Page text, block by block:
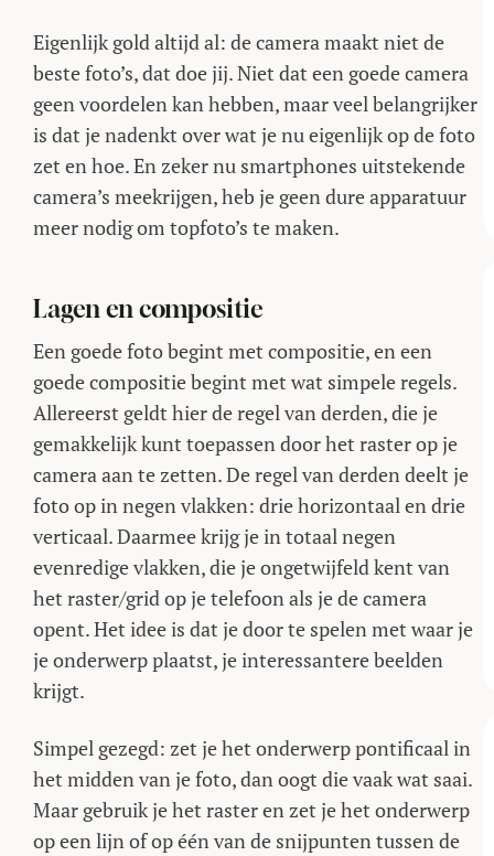
Eigenlijk gold altijd al: de camera maakt niet de
beste foto’s, dat doe jij. Niet dat een goede camera
geen voordelen kan hebben, maar veel belangrijker
is dat je nadenkt over wat je nu eigenlijk op de foto
zet en hoe. En zeker nu smartphones uitstekende
camera’s meekrijgen, heb je geen dure apparatuur
meer nodig om topfoto’s te maken.
Lagen en compositie
Een goede foto begint met compositie, en een
goede compositie begint met wat simpele regels.
Allereerst geldt hier de regel van derden, die je
gemakkelijk kunt toepassen door het raster op je
camera aan te zetten. De regel van derden deelt je
foto op in negen vlakken: drie horizontaal en drie
verticaal. Daarmee krijg je in totaal negen
evenredige vlakken, die je ongetwijfeld kent van
het raster/grid op je telefoon als je de camera
opent. Het idee is dat je door te spelen met waar je
je onderwerp plaatst, je interessantere beelden
krijgt.
Simpel gezegd: zet je het onderwerp pontificaal in
het midden van je foto, dan oogt die vaak wat saai.
Maar gebruik je het raster en zet je het onderwerp
op een lijn of op één van de snijpunten tussen de